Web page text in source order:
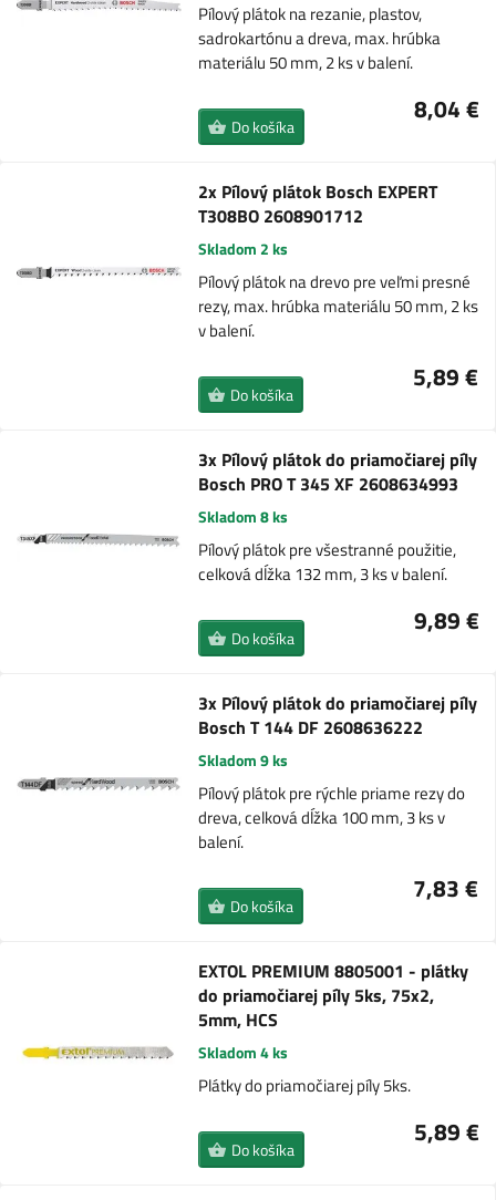
Pílový plátok na rezanie, plastov,
sadrokartónu a dreva, max. hrúbka
materiálu 50 mm, 2 ks v balení.
8,04 €
Do košíka
2x Pílový plátok Bosch EXPERT
T308BO 2608901712
Skladom 2 ks
Pílový plátok na drevo pre veľmi presné
rezy, max. hrúbka materiálu 50 mm, 2 ks
v balení.
5,89 €
Do košíka
3x Pílový plátok do priamočiarej píly
Bosch PRO T 345 XF 2608634993
Skladom 8 ks
Pílový plátok pre všestranné použitie,
celková dĺžka 132 mm, 3 ks v balení.
9,89 €
Do košíka
3x Pílový plátok do priamočiarej píly
Bosch T 144 DF 2608636222
Skladom 9 ks
Pílový plátok pre rýchle priame rezy do
dreva, celková dĺžka 100 mm, 3 ks v
balení.
7,83 €
Do košíka
EXTOL PREMIUM 8805001 - plátky
do priamočiarej píly 5ks, 75x2,
5mm, HCS
Skladom 4 ks
Plátky do priamočiarej píly 5ks.
5,89 €
Do košíka